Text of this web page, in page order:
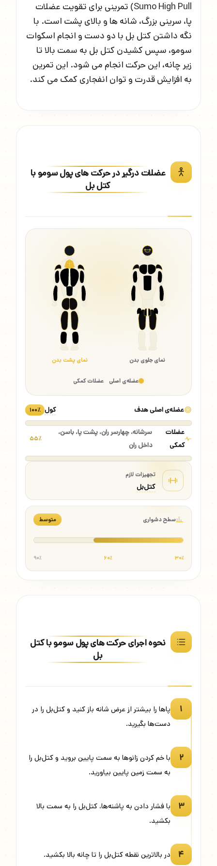
Sumo High Pull) تمرینی برای تقویت عضلات
پا، سرینی بزرگ، شانه ها و بالای پشت است. با
نگه داشتن کتل بل با دو دست و انجام اسکوات
سومو، سپس کشیدن کتل بل به سمت بالا تا
زیر چانه، این حرکت انجام می شود. این تمرین
به افزایش قدرت و توان انفجاری کمک می کند.
عضلات درگیر در حرکت های پول سومو با
کتل بل
نمای جلوی بدن نمای پشت بدن
عضله‌ی اصلی عضلات کمکی
عضله‌ی اصلی هدف کول ۱۰۰٪
عضلات
کمکی
سرشانه، چهارسر ران، پشت پا، باسن،
داخل ران
۵۵٪
تجهیزات لازم
کتل‌بل
سطح دشواری متوسط
۳۰٪ ۶۰٪ ۹۰٪
نحوه اجرای حرکت های پول سومو با کتل
بل
۱
پاها را بیشتر از عرض شانه باز کنید و کتل‌بل را در
دست‌ها بگیرید.
۲
با خم کردن زانوها به سمت پایین بروید و کتل‌بل را
به سمت زمین پایین بیاورید.
۳
با فشار دادن به پاشنه‌ها، کتل‌بل را به سمت بالا
بکشید.
۴ در بالاترین نقطه کتل‌بل را تا چانه بالا بکشید.